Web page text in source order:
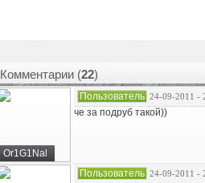
Комментарии (22)
Or1G1Nal
Пользователь 24-09-2011 -
че за подруб такой))
Пользователь 24-09-2011 -